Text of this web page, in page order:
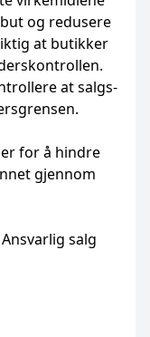
og redusere
at butikker
at salgs-
for å hindre
gjennom
salg